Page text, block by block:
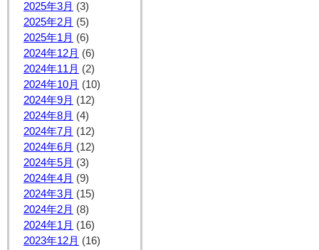
2025年3月 (3)
2025年2月 (5)
2025年1月 (6)
2024年12月 (6)
2024年11月 (2)
2024年10月 (10)
2024年9月 (12)
2024年8月 (4)
2024年7月 (12)
2024年6月 (12)
2024年5月 (3)
2024年4月 (9)
2024年3月 (15)
2024年2月 (8)
2024年1月 (16)
2023年12月 (16)